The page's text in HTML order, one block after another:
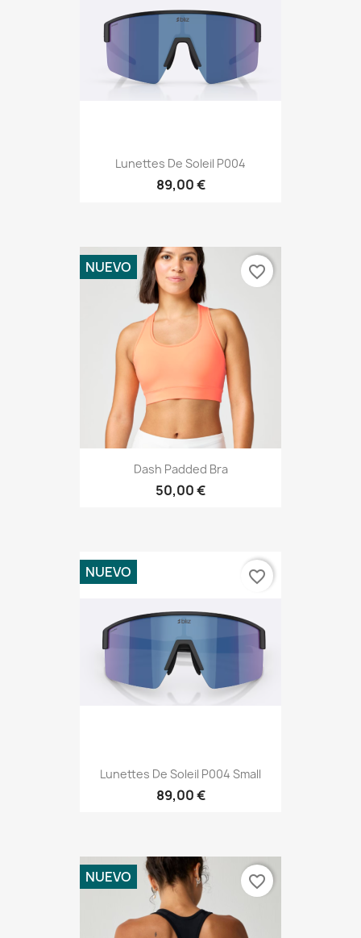
Lunettes De Soleil P004
89,00 €
Dash Padded Bra
50,00 €
NUEVO favorite_border
Lunettes De Soleil P004 Small
89,00 €
NUEVO favorite_border
NUEVO favorite_border